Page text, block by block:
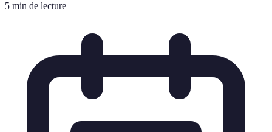
5 min de lecture